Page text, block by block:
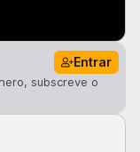
Entrar
subscreve o